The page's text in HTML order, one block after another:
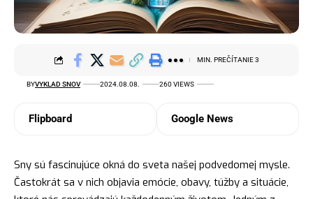
BYVYKLAD SNOV 2024.08.08. 260 VIEWS
MIN. PREČÍTANIE 3
Flipboard Google News
Sny sú fascinujúce okná do sveta našej podvedomej mysle.
Častokrát sa v nich objavia emócie, obavy, túžby a situácie,